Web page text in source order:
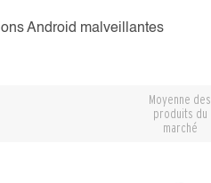
Android malveillantes
Moyenne des
produits du
marché